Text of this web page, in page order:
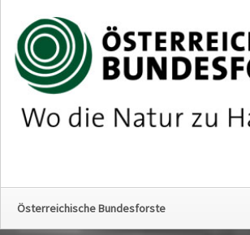
Österreichische Bundesforste